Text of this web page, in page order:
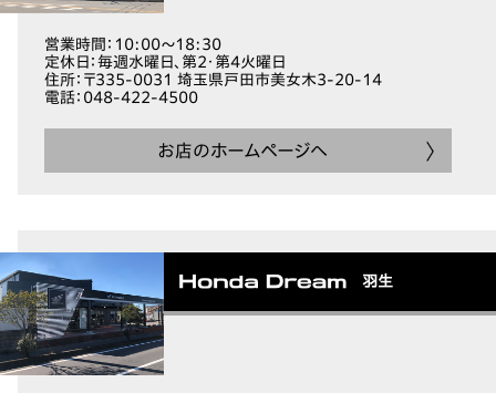
営業時間 ：10:00～18:30
定休日 ：毎週水曜日、第2・第4火曜日
住所：〒335-0031 埼玉県戸田市美女木3-20-14
電話：048-422-4500
お店のホームページへ
羽生